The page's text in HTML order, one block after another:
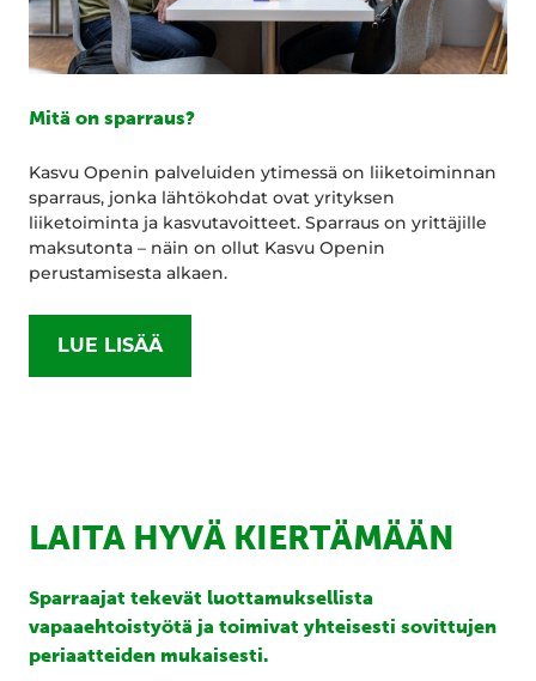
Mitä on sparraus?
Kasvu Openin palveluiden ytimessä on liiketoiminnan
sparraus, jonka lähtökohdat ovat yrityksen
liiketoiminta ja kasvutavoitteet. Sparraus on yrittäjille
maksutonta – näin on ollut Kasvu Openin
perustamisesta alkaen.
LUE LISÄÄ
LAITA HYVÄ KIERTÄMÄÄN
Sparraajat tekevät luottamuksellista
vapaaehtoistyötä ja toimivat yhteisesti sovittujen
periaatteiden mukaisesti.